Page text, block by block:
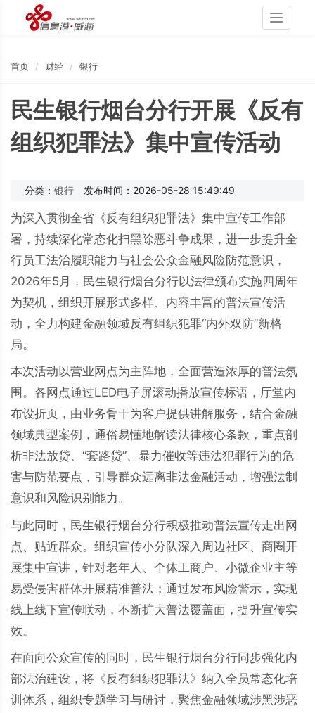
Toggle
首页 财经 银行
民生银行烟台分行开展《反有
组织犯罪法》集中宣传活动
分类： 银行 发布时间：2026-05-28 15:49:49
为深入贯彻全省《反有组织犯罪法》集中宣传工作部
署，持续深化常态化扫黑除恶斗争成果，进一步提升全
行员工法治履职能力与社会公众金融风险防范意识，
2026年5月，民生银行烟台分行以法律颁布实施四周年
为契机，组织开展形式多样、内容丰富的普法宣传活
动，全力构建金融领域反有组织犯罪“内外双防”新格
局。
本次活动以营业网点为主阵地，全面营造浓厚的普法氛
围。各网点通过LED电子屏滚动播放宣传标语，厅堂内
布设折页，由业务骨干为客户提供讲解服务，结合金融
领域典型案例，通俗易懂地解读法律核心条款，重点剖
析非法放贷、“套路贷”、暴力催收等违法犯罪行为的危
害与防范要点，引导群众远离非法金融活动，增强法制
意识和风险识别能力。
与此同时，民生银行烟台分行积极推动普法宣传走出网
点、贴近群众。组织宣传小分队深入周边社区、商圈开
展集中宣讲，针对老年人、个体工商户、小微企业主等
易受侵害群体开展精准普法；通过发布风险警示，实现
线上线下宣传联动，不断扩大普法覆盖面，提升宣传实
效。
在面向公众宣传的同时，民生银行烟台分行同步强化内
部法治建设，将《反有组织犯罪法》纳入全员常态化培
训体系，组织专题学习与研讨，聚焦金融领域涉黑涉恶